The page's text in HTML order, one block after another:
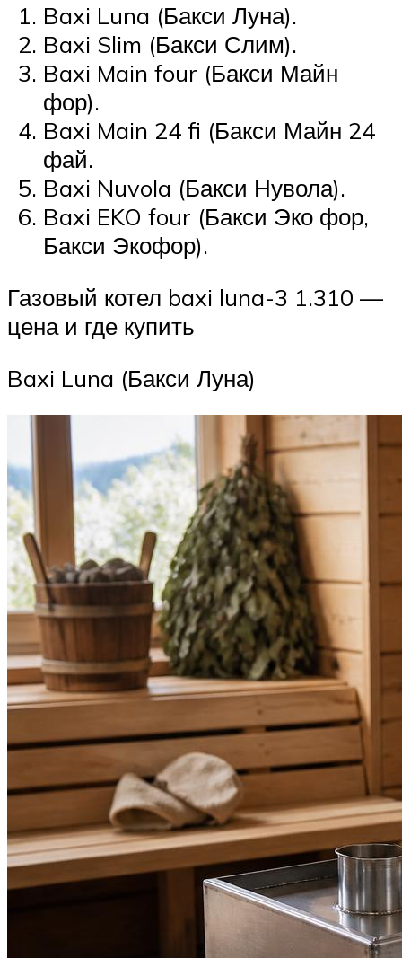
Baxi Luna (Бакси Луна).
Baxi Slim (Бакси Слим).
Baxi Main four (Бакси Майн
фор).
Baxi Main 24 fi (Бакси Майн 24
фай.
Baxi Nuvola (Бакси Нувола).
Baxi EKO four (Бакси Эко фор,
Бакси Экофор).
Газовый котел baxi luna-3 1.310 —
цена и где купить
Baxi Luna (Бакси Луна)